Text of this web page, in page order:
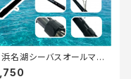
名湖シーバスオールマイ
86【Tオリ】